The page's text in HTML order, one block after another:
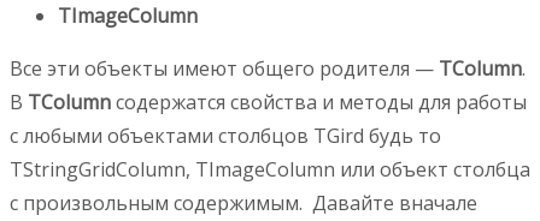
TImageColumn
Все эти объекты имеют общего родителя — TColumn.
В TColumnсодержатся свойства и методы для работы
с любыми объектами столбцов TGird будь то
TStringGridColumn, TImageColumn или объект столбца
с произвольным содержимым. Давайте вначале